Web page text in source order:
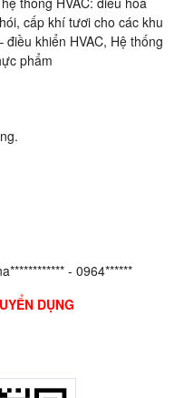
cấp khí tươi cho các khu
khiển HVAC, Hệ thống
phẩm
- 0964******
DỤNG